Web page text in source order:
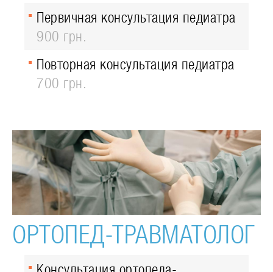
Первичная консультация педиатра
900 грн.
Повторная консультация педиатра
700 грн.
ОРТОПЕД-ТРАВМАТОЛОГ